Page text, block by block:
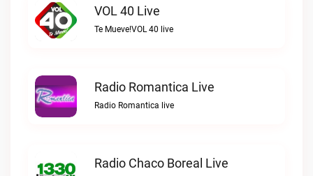
VOL 40 Live
Te Mueve!VOL 40 live
Radio Romantica Live
Radio Romantica live
Radio Chaco Boreal Live